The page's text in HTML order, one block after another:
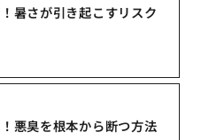
暑さが引き起こすリスク
悪臭を根本から断つ方法